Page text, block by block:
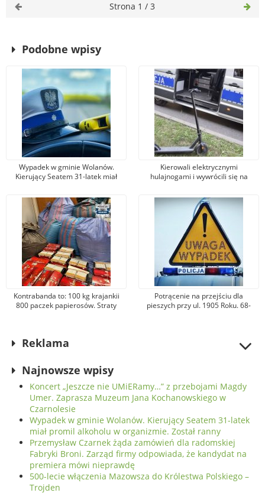
Strona 1 / 3
Podobne wpisy
Wypadek w gminie Wolanów.
Kierujący Seatem 31-latek miał
Został ranny
Kierowali elektrycznymi
hulajnogami i wywrócili się na
trafiła do szpitalay
Kontrabanda to: 100 kg krajankii
800 paczek papierosów. Straty
Potrącenie na przejściu dla
pieszych przy ul. 1905 Roku. 68-
Reklama
Najnowsze wpisy
Koncert „Jeszcze nie UMiERamy…” z przebojami Magdy
Umer. Zaprasza Muzeum Jana Kochanowskiego w
Czarnolesie
Wypadek w gminie Wolanów. Kierujący Seatem 31-latek
miał promil alkoholu w organizmie. Został ranny
Przemysław Czarnek żąda zamówień dla radomskiej
Fabryki Broni. Zarząd firmy odpowiada, że kandydat na
premiera mówi nieprawdę
500-lecie włączenia Mazowsza do Królestwa Polskiego –
Trojden